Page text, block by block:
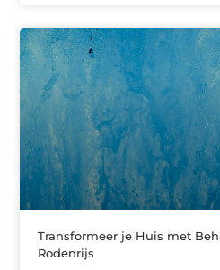
Transformeer je Huis met
Rodenrijs